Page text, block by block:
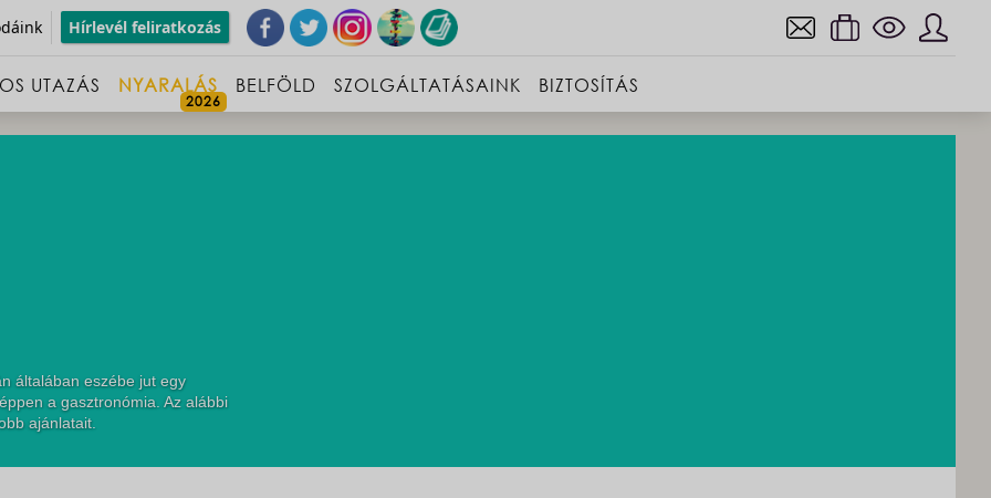
Hírlevél feliratkozás
UTAZÁS NYARALÁS BELFÖLD SZOLGÁLTATÁSAINK BIZTOSÍTÁS
általában eszébe jut egy
a gasztronómia. Az alábbi
ajánlatait.